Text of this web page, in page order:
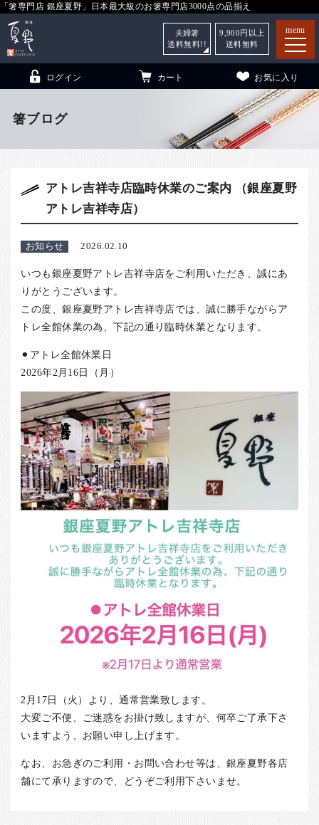
「箸専門店 銀座夏野」日本最大級のお箸専門店3000点の品揃え
menu
子供和食器 （贈答用・自宅用）
銀座夏野・箸長 について
こども和食器 小夏について
ご利用ガイド
法人・飲食店のお客様
お客様の声
お問い合わせ
お知らせ
箸ブログ
English
ログイン カート お気に入り
夫婦箸
送料無料!!
9,900 円以上
送料無料
箸ブログ
アトレ吉祥寺店臨時休業のご案内 （銀座夏野
アトレ吉祥寺店）
お知らせ 2026.02.10
いつも銀座夏野アトレ吉祥寺店をご利用いただき、誠にあ
りがとうございます。
この度、銀座夏野アトレ吉祥寺店では、誠に勝手ながらア
トレ全館休業の為、下記の通り臨時休業となります。
⚫︎アトレ全館休業日
2026年2月16日（月）
2月17日（火）より、通常営業致します。
大変ご不便、ご迷惑をお掛け致しますが、何卒ご了承下さ
いますよう、お願い申し上げます。
なお、お急ぎのご利用・お問い合わせ等は、銀座夏野各店
舗にて承りますので、どうぞご利用下さいませ。